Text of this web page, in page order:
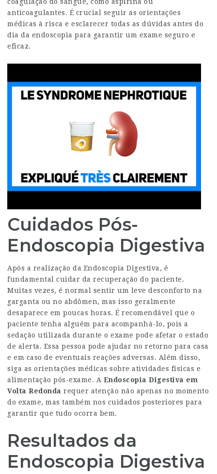
anticoagulantes. É crucial seguir as orientações
médicas à risca e esclarecer todas as dúvidas antes do
dia da endoscopia para garantir um exame seguro e
eficaz.
Cuidados Pós-
Endoscopia Digestiva
Após a realização da Endoscopia Digestiva, é
fundamental cuidar da recuperação do paciente.
Muitas vezes, é normal sentir um leve desconforto na
garganta ou no abdômen, mas isso geralmente
desaparece em poucas horas. É recomendável que o
paciente tenha alguém para acompanhá-lo, pois a
sedação utilizada durante o exame pode afetar o estado
de alerta. Essa pessoa pode ajudar no retorno para casa
e em caso de eventuais reações adversas. Além disso,
siga as orientações médicas sobre atividades físicas e
alimentação pós-exame. A Endoscopia Digestiva em
Volta Redonda requer atenção não apenas no momento
do exame, mas também nos cuidados posteriores para
garantir que tudo ocorra bem.
Resultados da
Endoscopia Digestiva